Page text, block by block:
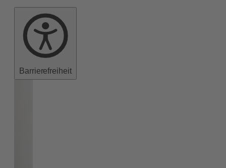
Barrierefreiheit